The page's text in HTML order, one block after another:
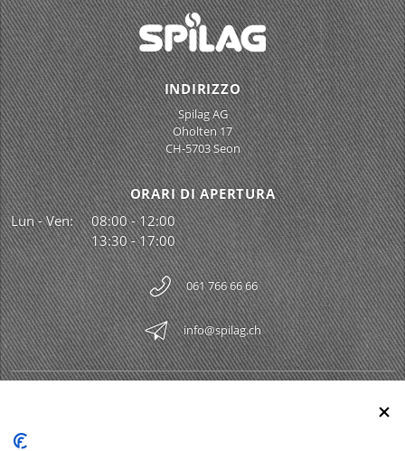
INDIRIZZO
Spilag AG
Oholten 17
CH-5703 Seon
ORARI DI APERTURA
Lun - Ven:
08:00 - 12:00
13:30 - 17:00
061 766 66 66
info@spilag.ch
LEGAL